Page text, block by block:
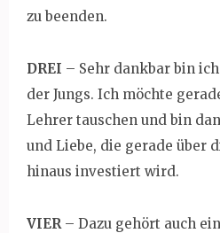
zu beenden.
DREI – Sehr dankbar bin
der Jungs. Ich möchte
Lehrer tauschen und bin
und Liebe, die gerade über
hinaus investiert wird.
VIER – Dazu gehört auch